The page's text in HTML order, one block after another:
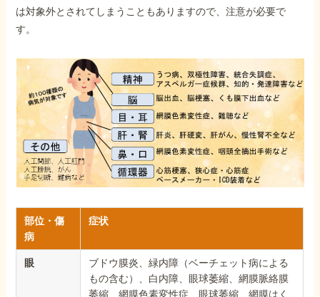
は対象外とされてしまうこともありますので、注意が必要で
す。
部位・傷
病
症状
眼
ブドウ膜炎、緑内障（ベーチェット病による
もの含む）、白内障、眼球萎縮、網膜脈絡膜
萎縮、網膜色素変性症、眼球萎縮、網膜はく